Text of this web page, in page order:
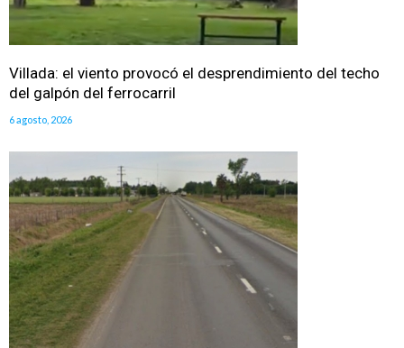
Villada: el viento provocó el desprendimiento del techo
del galpón del ferrocarril
6 agosto, 2026